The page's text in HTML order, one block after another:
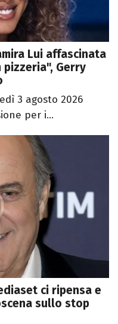
Lui affascinata
pizzeria", Gerry
3 agosto 2026
per i...
ci ripensa e
sullo stop